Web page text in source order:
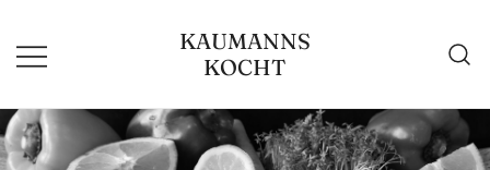
Inhalt
springen
KAUMANNS
KOCHT